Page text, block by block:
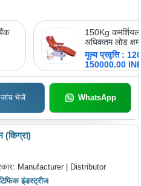
150Kg कमर्शियल
अधिकतम लोड
पोर्टेबल ब्लड
मूल्य प्रवृत्ति :
150000.00
जांच भेजें WhatsApp
(किग्रा)
Manufacturer | Distributor
इंडस्ट्रीज